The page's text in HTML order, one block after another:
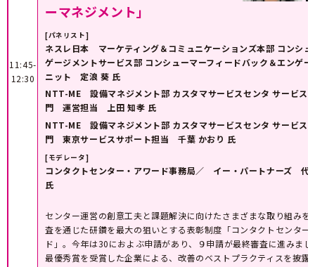
11:45-
12:30
ーマネジメント」
[パネリスト]
ネスレ日本 マーケティング＆コミュニケーションズ本部 コンシュ
ゲージメントサービス部 コンシューマーフィードバック＆エンゲ
ニット 定浪 葵 氏
NTT-ME 設備マネジメント部 カスタマサービスセンタ サービス
門 運営担当 上田 知孝 氏
NTT-ME 設備マネジメント部 カスタマサービスセンタ サービス
門 東京サービスサポート担当 千葉 かおり 氏
[モデレータ]
コンタクトセンター・アワード事務局／ イー・パートナーズ
氏
センター運営の創意工夫と課題解決に向けたさまざまな取り組みを
査を通じた研鑽を最大の狙いとする表彰制度「コンタクトセンター
ド」。今年は30におよぶ申請があり、９申請が最終審査に進みま
最優秀賞を受賞した企業による、改善のベストプラクティスを披露